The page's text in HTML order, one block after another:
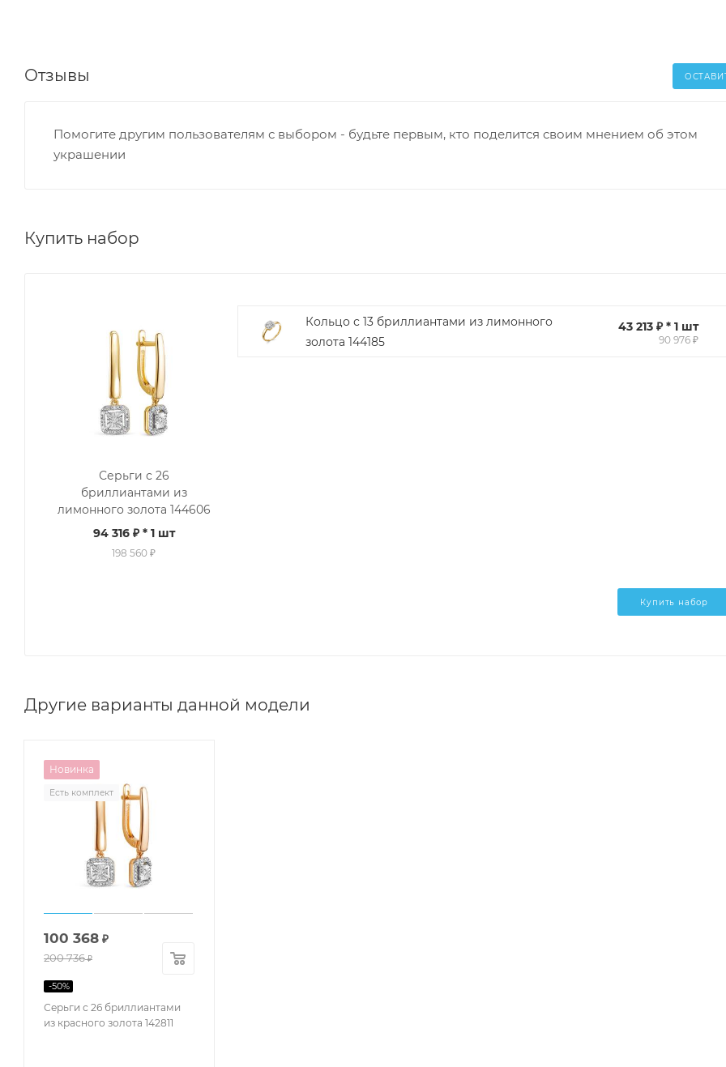
Отзывы
Помогите другим пользователям с выбором - будьте первым, кто поделится своим мнением об этом
украшении
Купить набор
Серьги с 26
бриллиантами из
лимонного золота 144606
94 316 ₽* 1 шт
198 560 ₽
Кольцо с 13 бриллиантами из лимонного
золота 144185
43 213 ₽ * 1 шт
90 976 ₽
Купить набор
Другие варианты данной модели
Новинка
Есть комплект
Серьги с 26 бриллиантами
из красного золота 142811
100 368 ₽
200 736₽
-50%